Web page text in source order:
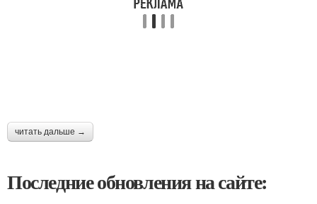
читать дальше →
Последние обновления на сайте: